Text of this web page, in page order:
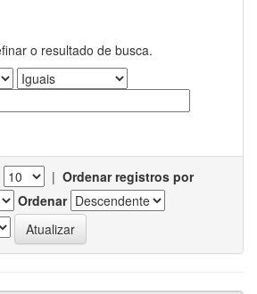
o resultado de busca.
| Ordenar registros por
Ordenar